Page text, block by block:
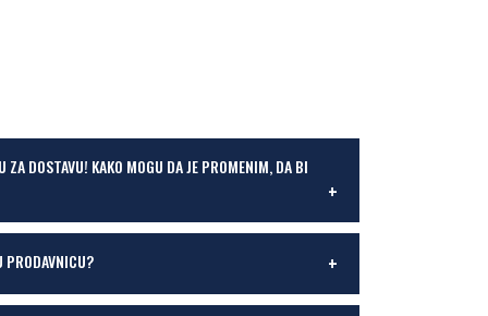
ZA DOSTAVU! KAKO MOGU DA JE PROMENIM, DA BI
PRODAVNICU?